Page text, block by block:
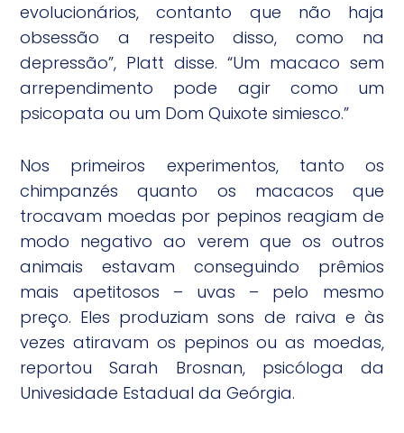
evolucionários, contanto que não haja
obsessão a respeito disso, como na
depressão”, Platt disse. “Um macaco sem
arrependimento pode agir como um
psicopata ou um Dom Quixote simiesco.”
Nos primeiros experimentos, tanto os
chimpanzés quanto os macacos que
trocavam moedas por pepinos reagiam de
modo negativo ao verem que os outros
animais estavam conseguindo prêmios
mais apetitosos – uvas – pelo mesmo
preço. Eles produziam sons de raiva e às
vezes atiravam os pepinos ou as moedas,
reportou Sarah Brosnan, psicóloga da
Univesidade Estadual da Geórgia.